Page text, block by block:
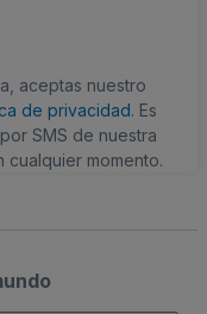
aceptas nuestro
de privacidad. Es
SMS de nuestra
momento.